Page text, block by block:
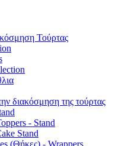
Τούρτας
διακόσμηση της τούρτας
- Stand
Stand
(Θήκες) - Wrappers